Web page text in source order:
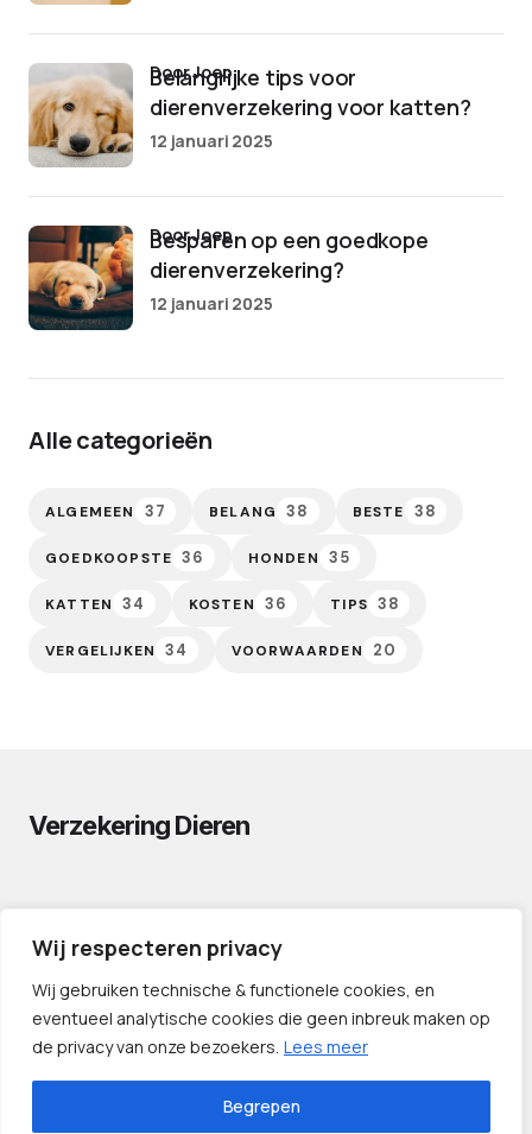
Wij respecteren privacy
Wij gebruiken technische & functionele cookies, en
eventueel analytische cookies die geen inbreuk maken op
de privacy van onze bezoekers. Lees meer
Begrepen
Belangrijke tips voor
dierenverzekering voor katten?
door Joep
12 januari 2025
Besparen op een goedkope
dierenverzekering?
door Joep
12 januari 2025
Alle categorieën
ALGEMEEN 37 BELANG 38 BESTE 38
GOEDKOOPSTE 36 HONDEN 35
KATTEN 34 KOSTEN 36 TIPS 38
VERGELIJKEN 34 VOORWAARDEN 20
Verzekering Dieren
CONTACT
©️ 2024 — Verzekering Dieren.